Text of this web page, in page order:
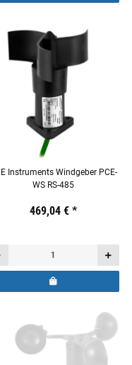
Instruments Windgeber PCE-
WS RS-485
19,44 €inkl. 19% USt.
469,04 € *